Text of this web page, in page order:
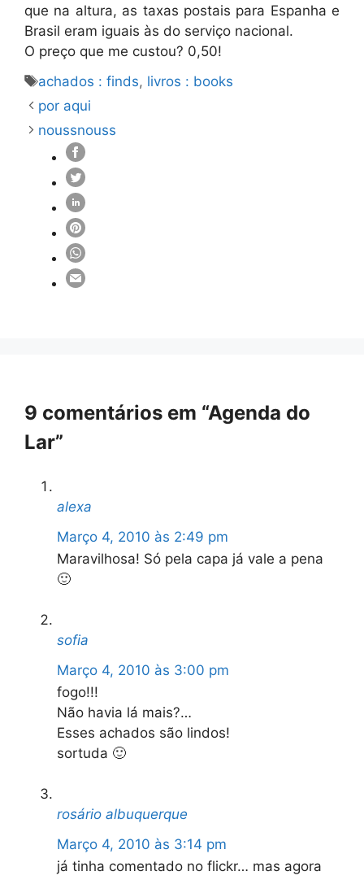
que na altura, as taxas postais para Espanha e
Brasil eram iguais às do serviço nacional.
O preço que me custou? 0,50!
Etiquetas
achados : finds, livros : books
por aqui
noussnouss
9 comentários em “Agenda do
Lar”
alexa
Março 4, 2010 às 2:49 pm
Maravilhosa! Só pela capa já vale a pena
🙂
sofia
Março 4, 2010 às 3:00 pm
fogo!!!
Não havia lá mais?…
Esses achados são lindos!
sortuda 🙂
rosário albuquerque
Março 4, 2010 às 3:14 pm
já tinha comentado no flickr… mas agora